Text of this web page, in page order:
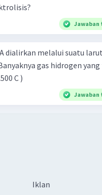
dialirkan melalui suatu
gas hidrogen
C )
Iklan